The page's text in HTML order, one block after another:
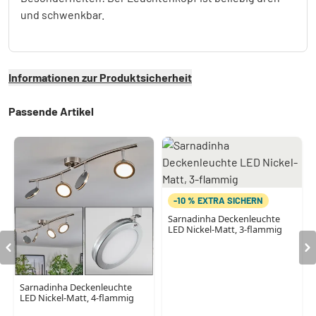
und schwenkbar.
Informationen zur Produktsicherheit
Passende Artikel
Sarnadinha Deckenleuchte
LED Nickel-Matt, 4-flammig
-10 % EXTRA SICHERN
Sarnadinha Deckenleuchte
LED Nickel-Matt, 3-flammig